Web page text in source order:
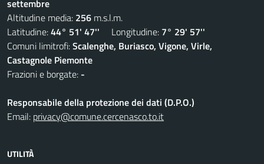
settembre
Altitudine media: 256 m.s.l.m.
Latitudine:44° 51' 47'' Longitudine: 7° 29' 57''
Comuni limitrofi:Scalenghe, Buriasco, Vigone, Virle,
Castagnole Piemonte
Frazioni e borgate: -
Responsabile della protezione dei dati (D.P.O.)
Email: privacy@comune.cercenasco.to.it
UTILITÀ